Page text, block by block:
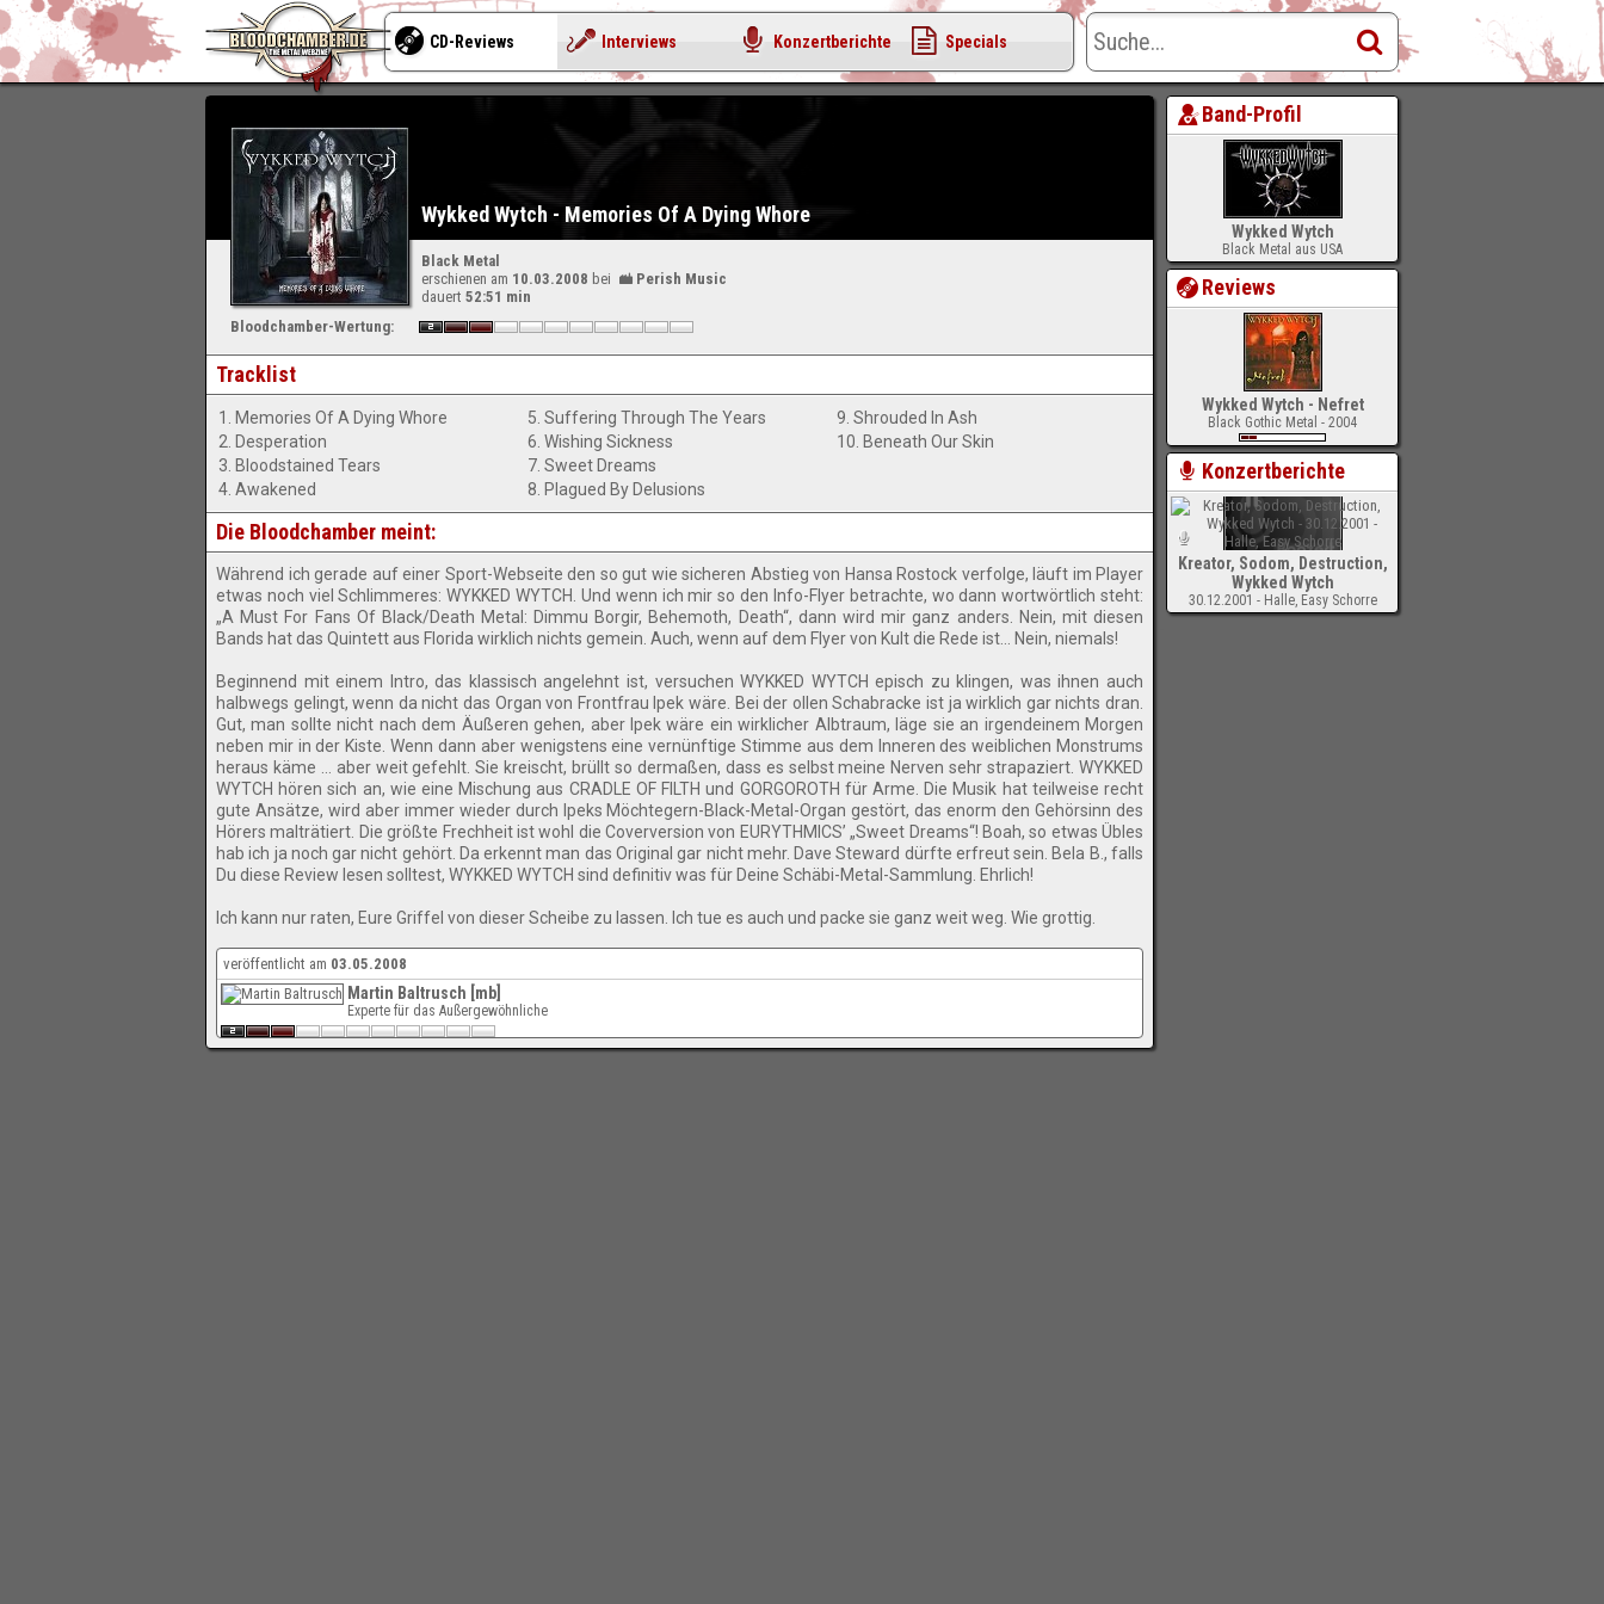
Wykked Wytch - Memories Of A Dying Whore
Black Metal
erschienen am 10.03.2008 bei
Perish Music
dauert 52:51 min
Bloodchamber-Wertung:
Tracklist
1. Memories Of A Dying Whore
2. Desperation
3. Bloodstained Tears
4. Awakened
5. Suffering Through The Years
6. Wishing Sickness
7. Sweet Dreams
8. Plagued By Delusions
9. Shrouded In Ash
10. Beneath Our Skin
Die Bloodchamber meint:
Während ich gerade auf einer Sport-Webseite den so gut wie sicheren Abstieg von Hansa Rostock verfolge, läuft im Player
etwas noch viel Schlimmeres: WYKKED WYTCH. Und wenn ich mir so den Info-Flyer betrachte, wo dann wortwörtlich steht:
„A Must For Fans Of Black/Death Metal: Dimmu Borgir, Behemoth, Death“, dann wird mir ganz anders. Nein, mit diesen
Bands hat das Quintett aus Florida wirklich nichts gemein. Auch, wenn auf dem Flyer von Kult die Rede ist… Nein, niemals!
Beginnend mit einem Intro, das klassisch angelehnt ist, versuchen WYKKED WYTCH episch zu klingen, was ihnen auch
halbwegs gelingt, wenn da nicht das Organ von Frontfrau Ipek wäre. Bei der ollen Schabracke ist ja wirklich gar nichts dran.
Gut, man sollte nicht nach dem Äußeren gehen, aber Ipek wäre ein wirklicher Albtraum, läge sie an irgendeinem Morgen
neben mir in der Kiste. Wenn dann aber wenigstens eine vernünftige Stimme aus dem Inneren des weiblichen Monstrums
heraus käme … aber weit gefehlt. Sie kreischt, brüllt so dermaßen, dass es selbst meine Nerven sehr strapaziert. WYKKED
WYTCH hören sich an, wie eine Mischung aus CRADLE OF FILTH und GORGOROTH für Arme. Die Musik hat teilweise recht
gute Ansätze, wird aber immer wieder durch Ipeks Möchtegern-Black-Metal-Organ gestört, das enorm den Gehörsinn des
Hörers malträtiert. Die größte Frechheit ist wohl die Coverversion von EURYTHMICS’ „Sweet Dreams“! Boah, so etwas Übles
hab ich ja noch gar nicht gehört. Da erkennt man das Original gar nicht mehr. Dave Steward dürfte erfreut sein. Bela B., falls
Du diese Review lesen solltest, WYKKED WYTCH sind definitiv was für Deine Schäbi-Metal-Sammlung. Ehrlich!
Ich kann nur raten, Eure Griffel von dieser Scheibe zu lassen. Ich tue es auch und packe sie ganz weit weg. Wie grottig.
veröffentlicht am 03.05.2008
Martin Baltrusch [mb]
Experte für das Außergewöhnliche
Band-Profil
Wykked Wytch
Black Metal aus USA
Reviews
Wykked Wytch - Nefret
Black Gothic Metal - 2004
Konzertberichte
Kreator, Sodom, Destruction,
Wykked Wytch
30.12.2001 - Halle, Easy Schorre
CD-Reviews Interviews Konzertberichte Specials